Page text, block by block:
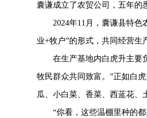
囊谦成立了农贸公司，五年的
2024年11月，囊谦县特色
业+牧户”的形式，共同经营生
在生产基地内白虎升主要负
牧民群众共同致富。”正如白
瓜、小白菜、香菜、西蓝花、
“你看，这些温棚里种的都